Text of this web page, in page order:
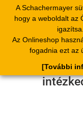
A Schachermayer
hogy a weboldalt az
igazítsa.
Az Onlineshop
fogadnia ezt az
[További
navigation
Sajnos